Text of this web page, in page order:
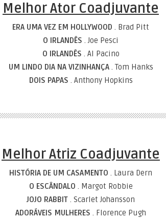
Melhor Ator Coadjuvante
ERA UMA VEZ EM HOLLYWOOD . Brad Pitt
O IRLANDÊS . Joe Pesci
O IRLANDÊS . Al Pacino
UM LINDO DIA NA VIZINHANÇA . Tom Hanks
DOIS PAPAS . Anthony Hopkins
Melhor Atriz Coadjuvante
HISTÓRIA DE UM CASAMENTO . Laura Dern
O ESCÂNDALO . Margot Robbie
JOJO RABBIT . Scarlet Johansson
ADORÁVEIS MULHERES . Florence Pugh